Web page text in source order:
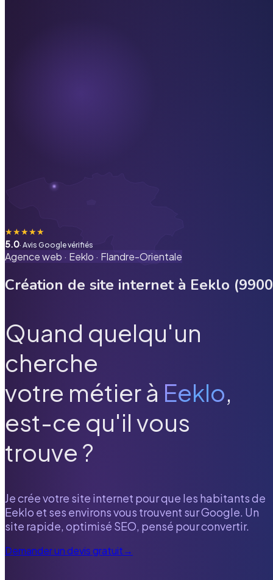
★★★★★
5.0· Avis Google vérifiés
Agence web · Eeklo · Flandre-Orientale
Création de site internet à Eeklo (9900
Quand quelqu'un
cherche
votre métier à Eeklo,
est-ce qu'il vous
trouve ?
Je crée votre site internet pour que les habitants de
Eeklo et ses environs vous trouvent sur Google. Un
site rapide, optimisé SEO, pensé pour convertir.
Demander un devis gratuit→